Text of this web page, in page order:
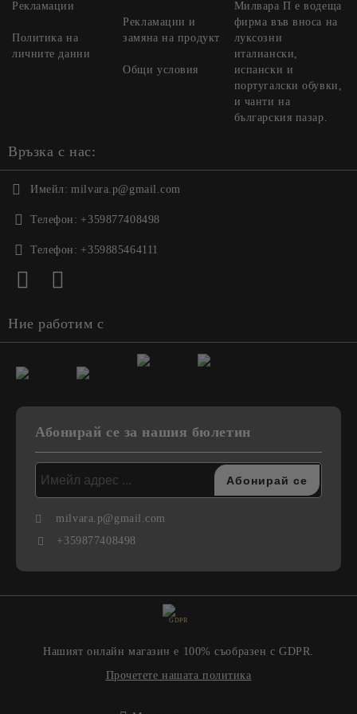
Рекламации
Политика на
личните данни
Рекламации и
замяна на продукт
Общи условия
Милвара П е водеща
фирма във вноса на
луксозни
италиански,
испански и
португалски обувки,
и чанти на
българския пазар.
Връзка с нас:
Имейл: milvara.p@gmail.com
Телефон: +359877408498
Телефон: +359885464111
Ние работим с
Абонирай се за нашия бюлетин
milvara.p@gmail.com
+359877408498
GDPR
Нашият онлайн магазин е 100% съобразен с GDPR.
Прочетете нашата политика